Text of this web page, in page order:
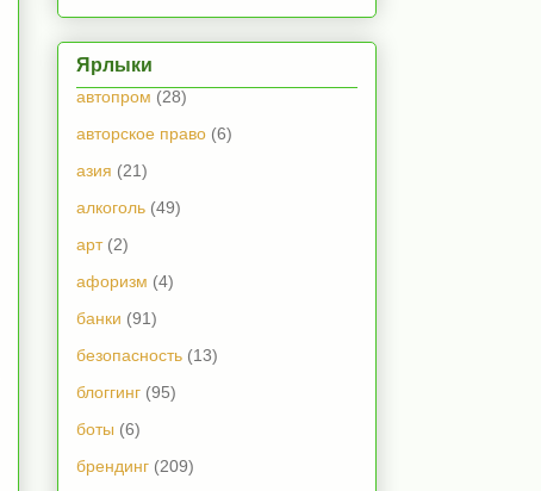
Ярлыки
автопром (28)
авторское право (6)
азия (21)
алкоголь (49)
арт (2)
афоризм (4)
банки (91)
безопасность (13)
блоггинг (95)
боты (6)
брендинг (209)